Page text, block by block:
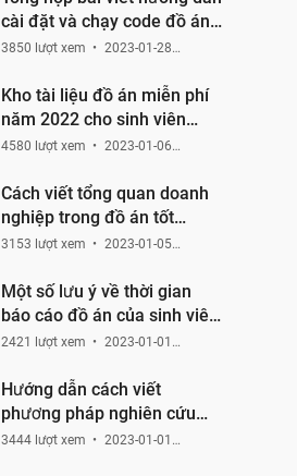
cài đặt và chạy code đồ án
bằng php hoạc laravel
3850 lượt xem
2023-01-28
Kho tài liệu đồ án miễn phí
năm 2022 cho sinh viên
CNTT
4580 lượt xem
2023-01-06
Cách viết tổng quan doanh
nghiệp trong đồ án tốt
nghiệp
3153 lượt xem
2023-01-05
Một số lưu ý về thời gian
báo cáo đồ án của sinh viên
CNTT
2421 lượt xem
2023-01-01
Hướng dẫn cách viết
phương pháp nghiên cứu
trong bài đồ án tốt nghiệp
3444 lượt xem
2023-01-01